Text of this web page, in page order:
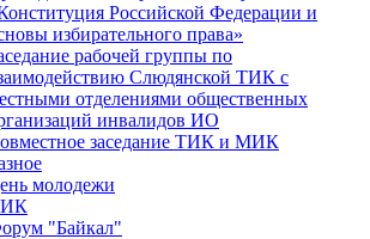
Российской Федерации и
избирательного права»
рабочей группы по
Слюдянской ТИК с
отделениями общественных
инвалидов ИО
заседание ТИК и МИК
молодежи
"Байкал"